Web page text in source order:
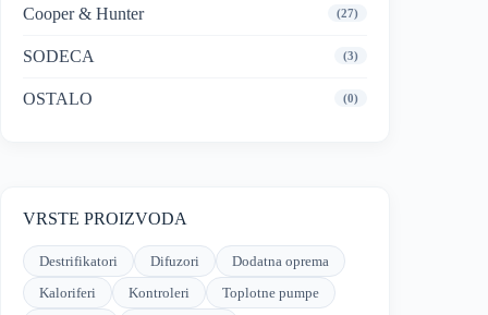
Cooper & Hunter (27)
SODECA (3)
OSTALO (0)
VRSTE PROIZVODA
Destrifikatori Difuzori
Dodatna oprema
Kaloriferi
Kontroleri
Toplotne pumpe